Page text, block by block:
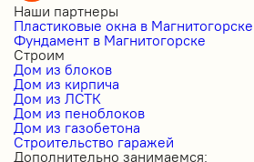
Наши партнеры
Пластиковые окна в Магнитогорске
Фундамент в Магнитогорске
Строим
Дом из блоков
Дом из кирпича
Дом из ЛСТК
Дом из пеноблоков
Дом из газобетона
Строительство гаражей
Дополнительно занимаемся: